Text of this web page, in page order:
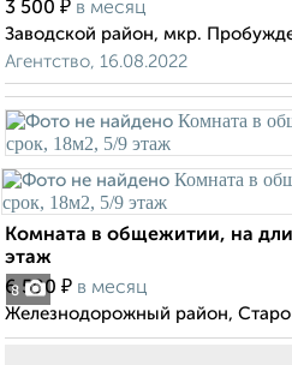
3 500 ₽ в месяц
Заводской район, мкр.
Агентство, 16.08.2022
8
Комната в общежитии, на
этаж
6 500 ₽ в месяц
Железнодорожный район,